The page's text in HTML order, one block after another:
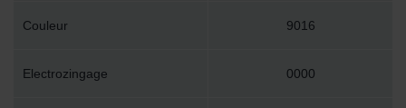
Couleur 9016
Electrozingage 0000